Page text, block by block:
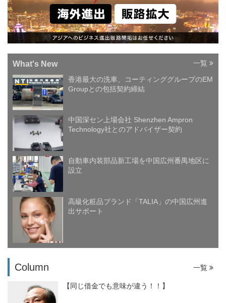
What's New
香港最大の洗車、コーティンググループのEM
Groupとの包括契約締結
中国深セン上場会社 Shenzhen Ampron
Technology社とのアドバイザー契約
自動車内装部品新工場を中国広州番禺地区に
設立
高級化粧品ブランド「TALIA」の中国広州進
出サポート
一覧
Column
【同じ借金でも意味が違う！！】
一覧